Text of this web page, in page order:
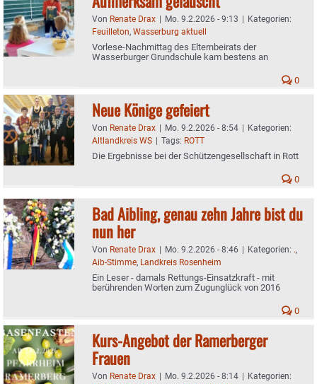
Von Renate Drax | Mo. 9.2.2026 - 9:13 | Kategorien:
Feuilleton, Wasserburg aktuell
Vorlese-Nachmittag des Elternbeirats der
Wasserburger Grundschule kam bestens an
0
Neue Könige gefeiert
Von Renate Drax | Mo. 9.2.2026 - 8:54 | Kategorien:
Altlandkreis WS | Tags: ROTT
Die Ergebnisse bei der Schützengesellschaft in Rott
0
Bad Aibling, genau zehn Jahre bist du
nun her
Von Renate Drax | Mo. 9.2.2026 - 8:46 | Kategorien: .,
Aib-Stimme, Landkreis Rosenheim
Ein Leser - damals Rettungs-Einsatzkraft - mit
berührenden Worten zum Zugunglück von 2016
0
Kurs-Angebot der Ramerberger
Frauen
Von Renate Drax | Mo. 9.2.2026 - 8:14 | Kategorien: